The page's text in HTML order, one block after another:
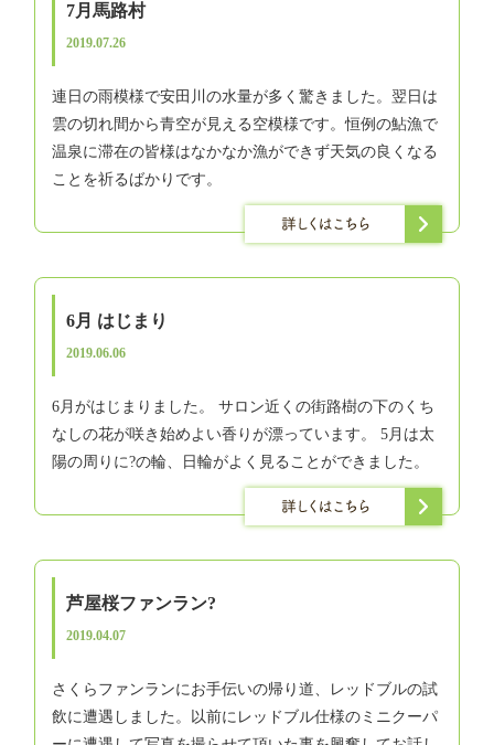
7月馬路村
2019.07.26
連日の雨模様で安田川の水量が多く驚きました。翌日は
雲の切れ間から青空が見える空模様です。恒例の鮎漁で
温泉に滞在の皆様はなかなか漁ができず天気の良くなる
ことを祈るばかりです。
6月 はじまり
2019.06.06
6月がはじまりました。 サロン近くの街路樹の下のくち
なしの花が咲き始めよい香りが漂っています。 5月は太
陽の周りに?の輪、日輪がよく見ることができました。
芦屋桜ファンラン?
2019.04.07
さくらファンランにお手伝いの帰り道、レッドブルの試
飲に遭遇しました。以前にレッドブル仕様のミニクーパ